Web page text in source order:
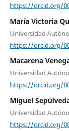
https://orcid.org/
María Victoria
Universidad
https://orcid.org/
Macarena
Universidad
https://orcid.org/
Miguel
Universidad
https://orcid.org/